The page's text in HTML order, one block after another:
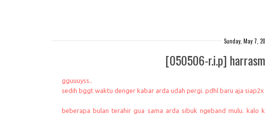
Sunday, May 7,
[050506-r.i.p]
gguuuyss..
sedih bggt waktu denger kabar arda udah pergi. pdhl baru aja
beberapa bulan terahir gua sama arda sibuk ngeband mulu. kalo